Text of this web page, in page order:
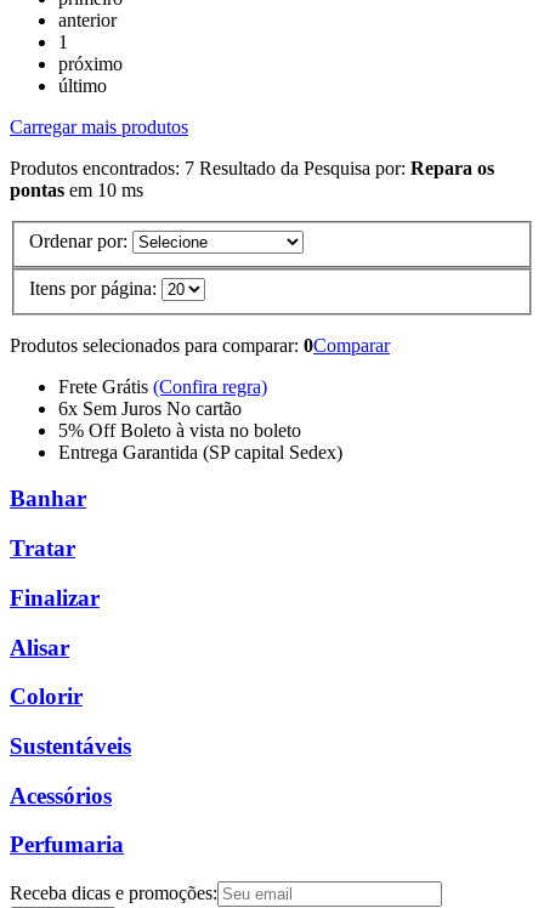
anterior
1
próximo
último
Carregar mais produtos
Produtos encontrados: 7 Resultado da Pesquisa por: Repara os
pontas em 10 ms
Ordenar por:
Itens por página:
Produtos selecionados para comparar: 0Comparar
Frete Grátis (Confira regra)
6x Sem Juros No cartão
5% Off Boleto à vista no boleto
Entrega Garantida (SP capital Sedex)
Banhar
Tratar
Finalizar
Alisar
Colorir
Sustentáveis
Acessórios
Perfumaria
Receba dicas e promoções: